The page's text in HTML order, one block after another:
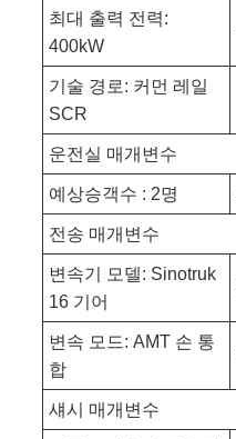
최대 출력 전력:
400kW
기술 경로: 커먼 레일
SCR
운전실 매개변수
예상승객수 : 2명
전송 매개변수
변속기 모델: Sinotruk
16 기어
변속 모드: AMT 손 통
합
섀시 매개변수